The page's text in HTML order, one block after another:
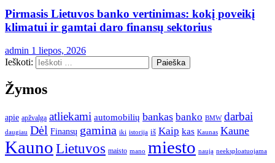
Pirmasis Lietuvos banko vertinimas: kokį poveikį
klimatui ir gamtai daro finansų sektorius
admin 1 liepos, 2026
Ieškoti:
Žymos
apie apžvalga atliekami automobilių bankas banko BMW darbai
daugiau Dėl Finansų gamina iki istorija iš Kaip kas Kaunas Kaune
KaunoLietuvos maisto mano miesto naują neeksploatuojama